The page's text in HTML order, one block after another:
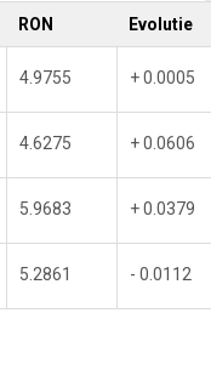
RON Evolutie
4.9755 + 0.0005
4.6275 + 0.0606
5.9683 + 0.0379
5.2861 - 0.0112